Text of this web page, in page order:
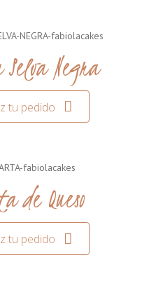
Negra
tu pedido
de Queso
tu pedido